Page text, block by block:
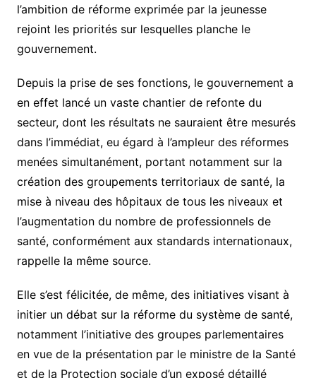
l’ambition de réforme exprimée par la jeunesse
rejoint les priorités sur lesquelles planche le
gouvernement.
Depuis la prise de ses fonctions, le gouvernement a
en effet lancé un vaste chantier de refonte du
secteur, dont les résultats ne sauraient être mesurés
dans l’immédiat, eu égard à l’ampleur des réformes
menées simultanément, portant notamment sur la
création des groupements territoriaux de santé, la
mise à niveau des hôpitaux de tous les niveaux et
l’augmentation du nombre de professionnels de
santé, conformément aux standards internationaux,
rappelle la même source.
Elle s’est félicitée, de même, des initiatives visant à
initier un débat sur la réforme du système de santé,
notamment l’initiative des groupes parlementaires
en vue de la présentation par le ministre de la Santé
et de la Protection sociale d’un exposé détaillé